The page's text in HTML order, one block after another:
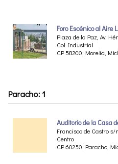
Foro Escénico al Aire
Plaza de la Paz, Av.
Col. Industrial
CP 58200, Morelia,
Paracho: 1
Auditorio de la Casa
Francisco de Castro s/
Centro
CP 60250, Paracho,